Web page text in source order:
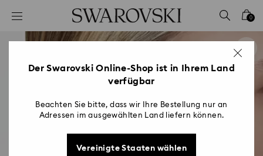
Liste Tastaturkürzel
0 - Header
2 - Footer
0
Der Swarovski Online-Shop ist in Ihrem Land
verfügbar
Beachten Sie bitte, dass wir Ihre Bestellung nur an
Adressen im ausgewählten Land liefern können.
Vereinigte Staaten wählen